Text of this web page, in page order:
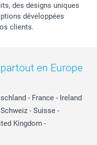
des designs uniques
développées
clients.
en Europe
- France - Ireland
Schweiz - Suisse -
Kingdom -